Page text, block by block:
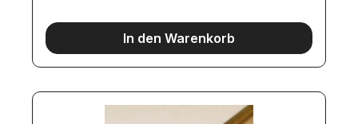
In den Warenkorb